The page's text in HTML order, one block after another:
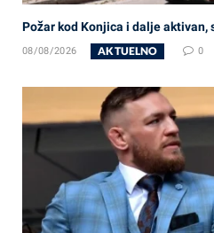
Požar kod Konjica i dalje
08/08/2026 AKTUELNO 0